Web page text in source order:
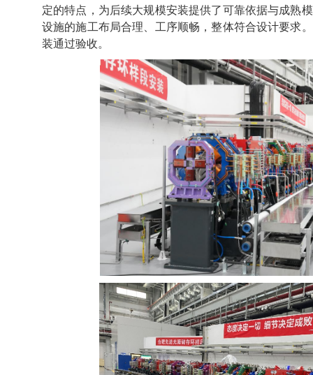
定的特点，为后续大规模安装提供了可靠依据与成熟
设施的施工布局合理、工序顺畅，整体符合设计要求
装通过验收。